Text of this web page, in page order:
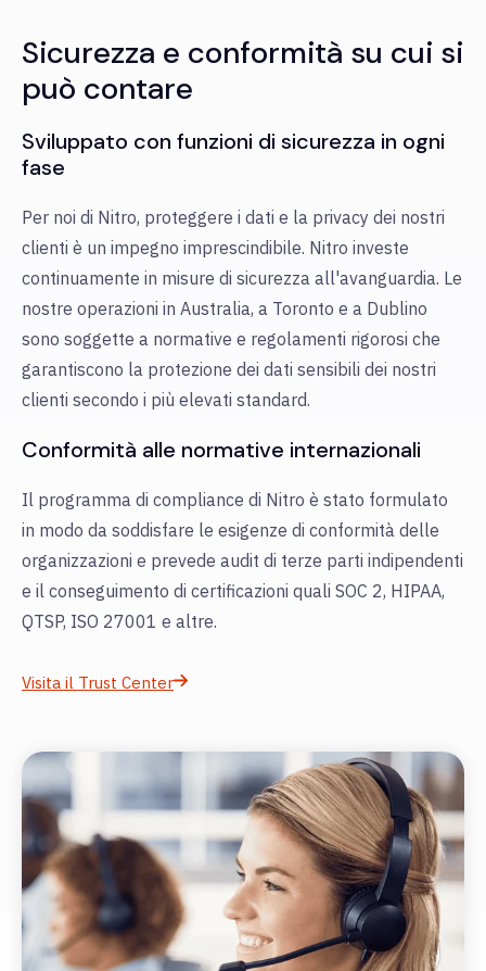
Sicurezza e conformità su cui si
può contare
Sviluppato con funzioni di sicurezza in ogni
fase
Per noi di Nitro, proteggere i dati e la privacy dei nostri
clienti è un impegno imprescindibile. Nitro investe
continuamente in misure di sicurezza all'avanguardia. Le
nostre operazioni in Australia, a Toronto e a Dublino
sono soggette a normative e regolamenti rigorosi che
garantiscono la protezione dei dati sensibili dei nostri
clienti secondo i più elevati standard.
Conformità alle normative internazionali
Il programma di compliance di Nitro è stato formulato
in modo da soddisfare le esigenze di conformità delle
organizzazioni e prevede audit di terze parti indipendenti
e il conseguimento di certificazioni quali SOC 2, HIPAA,
QTSP, ISO 27001 e altre.
Visita il Trust Center